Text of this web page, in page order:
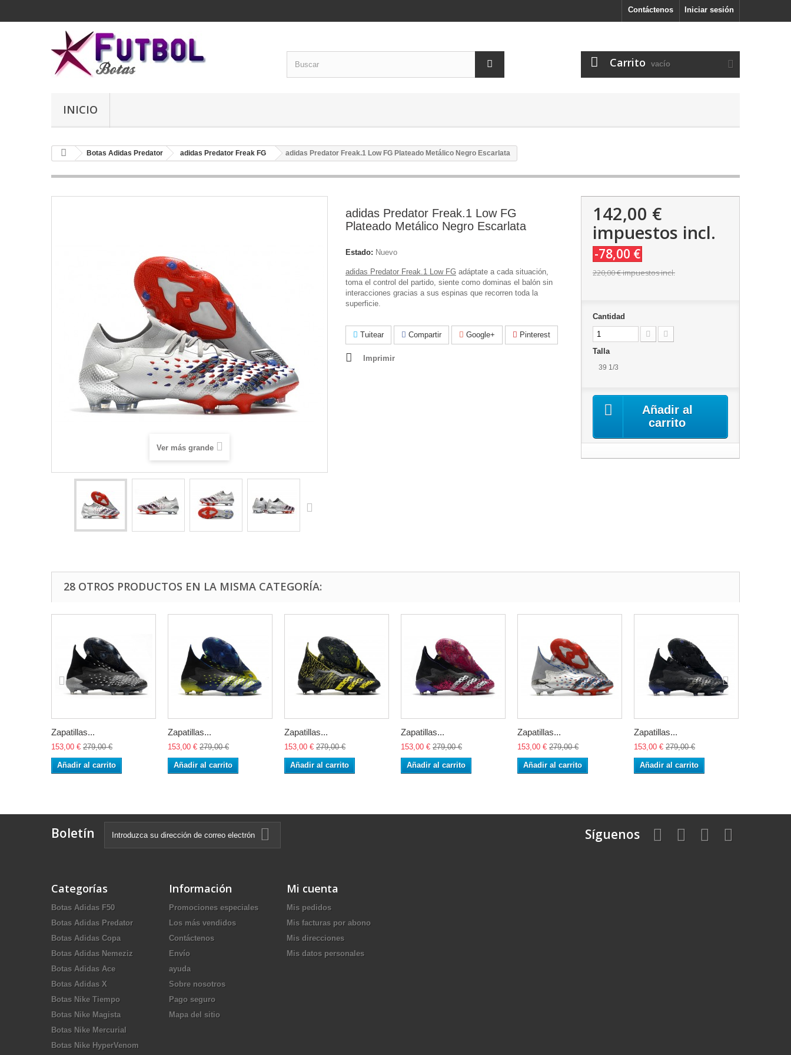
Iniciar sesión
Contáctenos
Carrito vacío
INICIO
Botas Adidas Predator adidas Predator Freak FG adidas Predator Freak.1 Low FG Plateado Metálico Negro Escarlata
Ver más grande
adidas Predator Freak.1 Low FG
Plateado Metálico Negro Escarlata
Estado: Nuevo
adidas Predator Freak.1 Low FG adáptate a cada situación,
toma el control del partido, siente como dominas el balón sin
interacciones gracias a sus espinas que recorren toda la
superficie.
Tuitear Compartir Google+ Pinterest
Imprimir
142,00 €
impuestos incl.
-78,00 €
220,00 €impuestos incl.
Cantidad
Talla
39 1/3
Añadir al
carrito
28 OTROS PRODUCTOS EN LA MISMA CATEGORÍA:
Zapatillas...
153,00 € 279,00 €
Añadir al carrito
Zapatillas...
153,00 € 279,00 €
Añadir al carrito
Zapatillas...
153,00 € 279,00 €
Añadir al carrito
Zapatillas...
153,00 € 279,00 €
Añadir al carrito
Zapatillas...
153,00 € 279,00 €
Añadir al carrito
Zapatillas...
153,00 € 279,00 €
Añadir al carrito
Boletín Síguenos
Categorías
Botas Adidas F50
Botas Adidas Predator
Botas Adidas Copa
Botas Adidas Nemeziz
Botas Adidas Ace
Botas Adidas X
Botas Nike Tiempo
Botas Nike Magista
Botas Nike Mercurial
Botas Nike HyperVenom
Información
Promociones especiales
Los más vendidos
Contáctenos
Envío
ayuda
Sobre nosotros
Pago seguro
Mapa del sitio
Mi cuenta
Mis pedidos
Mis facturas por abono
Mis direcciones
Mis datos personales